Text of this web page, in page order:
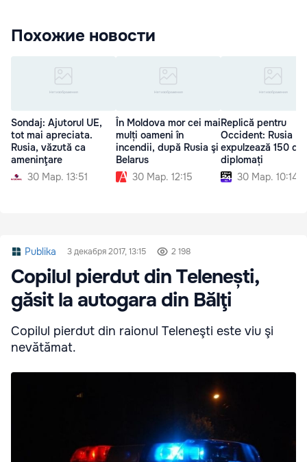
Похожие новости
Sondaj: Ajutorul UE,
tot mai apreciata.
Rusia, văzută ca
ameninţare
30 Мар. 13:51
În Moldova mor cei mai
mulți oameni în
incendii, după Rusia şi
Belarus
30 Мар. 12:15
Replică pentru
Occident: Rusia
expulzează 150 de
diplomați
30 Мар. 10:14
Publika 3 декабря 2017, 13:15 2 198
Copilul pierdut din Telenești,
găsit la autogara din Bălţi
Copilul pierdut din raionul Teleneşti este viu şi
nevătămat.